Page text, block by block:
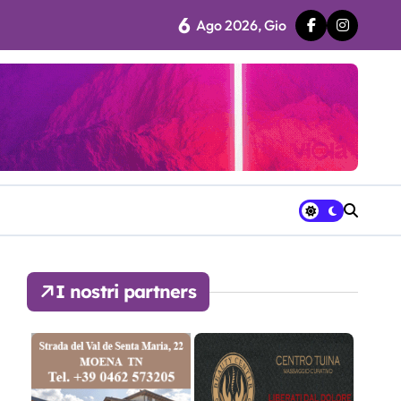
avrà a disposizione
6 Ago 2026, Gio
I nostri partners